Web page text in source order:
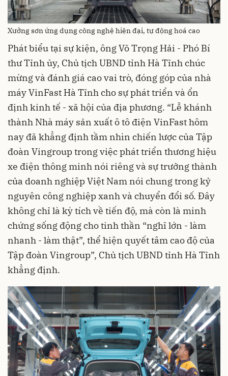
Xưởng sơn ứng dụng công nghệ hiện đại, tự động hoá cao
Phát biểu tại sự kiện, ông Võ Trọng Hải - Phó Bí
thư Tỉnh ủy, Chủ tịch UBND tỉnh Hà Tĩnh chúc
mừng và đánh giá cao vai trò, đóng góp của nhà
máy VinFast Hà Tĩnh cho sự phát triển và ổn
định kinh tế - xã hội của địa phương. “Lễ khánh
thành Nhà máy sản xuất ô tô điện VinFast hôm
nay đã khẳng định tầm nhìn chiến lược của Tập
đoàn Vingroup trong việc phát triển thương hiệu
xe điện thông minh nói riêng và sự trưởng thành
của doanh nghiệp Việt Nam nói chung trong kỷ
nguyên công nghiệp xanh và chuyển đổi số. Đây
không chỉ là kỳ tích về tiến độ, mà còn là minh
chứng sống động cho tinh thần “nghĩ lớn - làm
nhanh - làm thật”, thể hiện quyết tâm cao độ của
Tập đoàn Vingroup”, Chủ tịch UBND tỉnh Hà Tĩnh
khẳng định.